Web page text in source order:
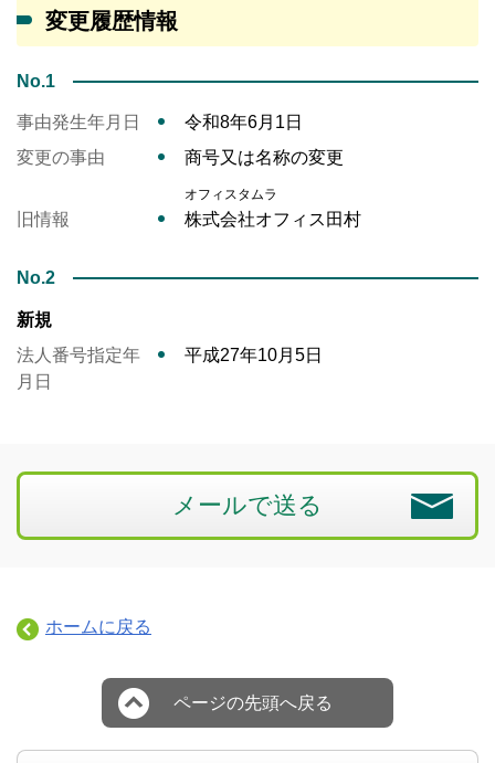
変更履歴情報
No.1
事由発生年月日
令和8年6月1日
変更の事由
商号又は名称の変更
オフィスタムラ
旧情報 株式会社オフィス田村
No.2
新規
法人番号指定年
月日
平成27年10月5日
メールで送る
ホームに戻る
ページの先頭へ戻る